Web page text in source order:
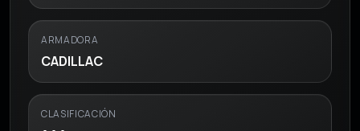
ARMADORA
CADILLAC
CLASIFICACIÓN